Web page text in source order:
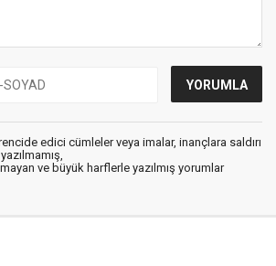
edici cümleler veya imalar, inançlara saldırı
ve büyük harflerle yazılmış yorumlar